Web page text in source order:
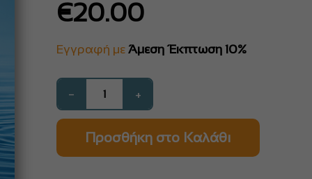
€20.00
Εγγραφή με Άμεση Έκπτωση 10%
− +
Προσθήκη στο Καλάθι